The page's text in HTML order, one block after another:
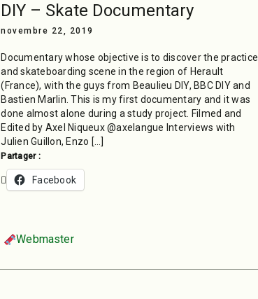
DIY – Skate Documentary
novembre 22, 2019
Documentary whose objective is to discover the practice
and skateboarding scene in the region of Herault
(France), with the guys from Beaulieu DIY, BBC DIY and
Bastien Marlin. This is my first documentary and it was
done almost alone during a study project. Filmed and
Edited by Axel Niqueux @axelangue Interviews with
Julien Guillon, Enzo […]
Partager :
Facebook
Webmaster